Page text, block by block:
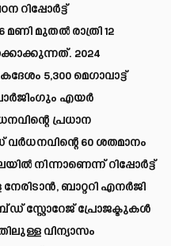
റിപ്പോർട്ട്
മുതൽ രാത്രി 12
2024
5,300 മെഗാവാട്ട്
എയർ
പ്രധാന
60 ശതമാനം
നിന്നാണെന്ന് റിപ്പോർട്ട്
ബാറ്ററി എനർജി
സ്റ്റോറേജ് പ്രോജക്ടുകൾ
വിന്യാസം